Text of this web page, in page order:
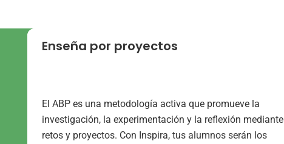
Enseña por proyectos
El ABP es una metodología activa que promueve la
investigación, la experimentación y la reflexión mediante
retos y proyectos. Con Inspira, tus alumnos serán los